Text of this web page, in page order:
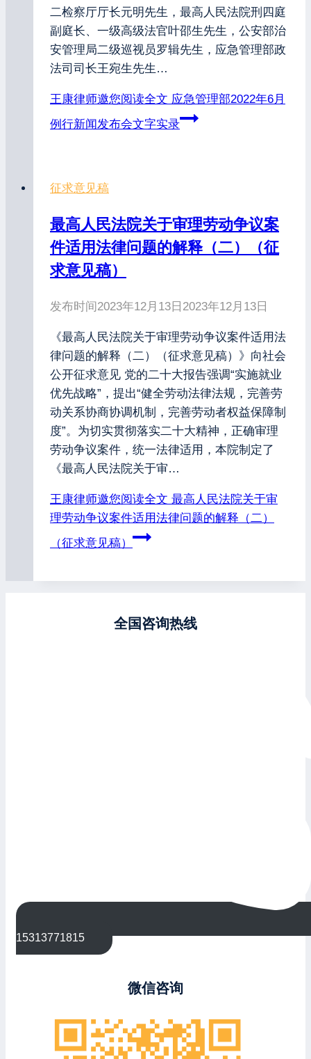
二检察厅厅长元明先生，最高人民法院刑四庭
副庭长、一级高级法官叶邵生先生，公安部治
安管理局二级巡视员罗辑先生，应急管理部政
法司司长王宛生先生…
王康律师邀您阅读全文 应急管理部2022年6月
例行新闻发布会文字实录
征求意见稿
最高人民法院关于审理劳动争议案
件适用法律问题的解释（二）（征
求意见稿）
发布时间2023年12月13日 2023年12月13日
《最高人民法院关于审理劳动争议案件适用法
律问题的解释（二）（征求意见稿）》向社会
公开征求意见 党的二十大报告强调“实施就业
优先战略”，提出“健全劳动法律法规，完善劳
动关系协商协调机制，完善劳动者权益保障制
度”。为切实贯彻落实二十大精神，正确审理
劳动争议案件，统一法律适用，本院制定了
《最高人民法院关于审…
王康律师邀您阅读全文 最高人民法院关于审
理劳动争议案件适用法律问题的解释（二）
（征求意见稿）
全国咨询热线
15313771815
微信咨询